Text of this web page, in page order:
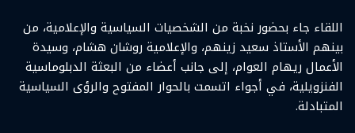
اللقاء جاء بحضور نخبة من الشخصيات السياسية والإعلامية، من
بينهم الأستاذ سعيد زينهم، والإعلامية روشان هشام، وسيدة
الأعمال ريهام العوام، إلى جانب أعضاء من البعثة الدبلوماسية
الفنزويلية، في أجواء اتسمت بالحوار المفتوح والرؤى السياسية
المتبادلة.